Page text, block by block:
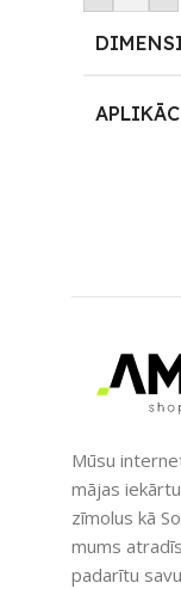
UZREIZ
SKAITS
3
Mūsu
mājas
zīmolus kā
mums
padarītu